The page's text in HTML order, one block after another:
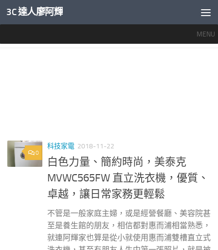
內文下方
3C 達人廖阿輝
MENU
0
科技家電 2018-11-22
白色力量、簡約時尚，美泰克
MVWC565FW 直立洗衣機，優質、
卓越，讓日常家務更輕鬆
不管是一般家庭主婦，或是經營餐廳、美容院甚
至是養生館的朋友，相信都對惠而浦相當熟悉，
就連阿輝家也算是從小就使用惠而浦雙槽直立式